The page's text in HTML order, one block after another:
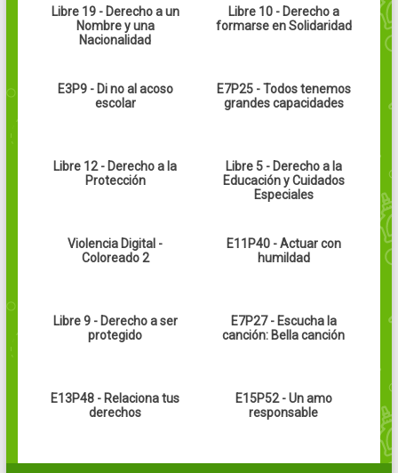
Libre 19 - Derecho a un
Nombre y una
Nacionalidad
Libre 10 - Derecho a
formarse en Solidaridad
E3P9 - Di no al acoso
escolar
E7P25 - Todos tenemos
grandes capacidades
Libre 12 - Derecho a la
Protección
Libre 5 - Derecho a la
Educación y Cuidados
Especiales
Violencia Digital -
Coloreado 2
E11P40 - Actuar con
humildad
Libre 9 - Derecho a ser
protegido
E7P27 - Escucha la
canción: Bella canción
E13P48 - Relaciona tus
derechos
E15P52 - Un amo
responsable